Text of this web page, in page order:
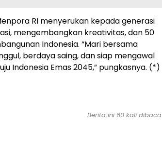
RI menyerukan kepada generasi
mengembangkan kreativitas, dan 50
Indonesia. “Mari bersama
berdaya saing, dan siap mengawal
Indonesia Emas 2045,” pungkasnya. (*)
Berita ini 60 kali dibaca